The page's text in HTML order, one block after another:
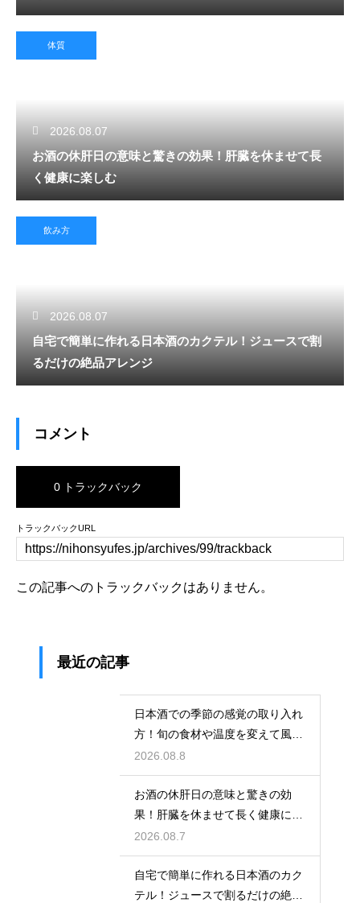
体質
2026.08.07
お酒の休肝日の意味と驚きの効果！肝臓を休ませて長
く健康に楽しむ
飲み方
2026.08.07
自宅で簡単に作れる日本酒のカクテル！ジュースで割
るだけの絶品アレンジ
コメント
0 トラックバック
トラックバックURL
この記事へのトラックバックはありません。
最近の記事
日本酒での季節の感覚の取り入れ
方！旬の食材や温度を変えて風情
を楽しむ
2026.08.8
お酒の休肝日の意味と驚きの効
果！肝臓を休ませて長く健康に楽
しむ
2026.08.7
自宅で簡単に作れる日本酒のカク
テル！ジュースで割るだけの絶品